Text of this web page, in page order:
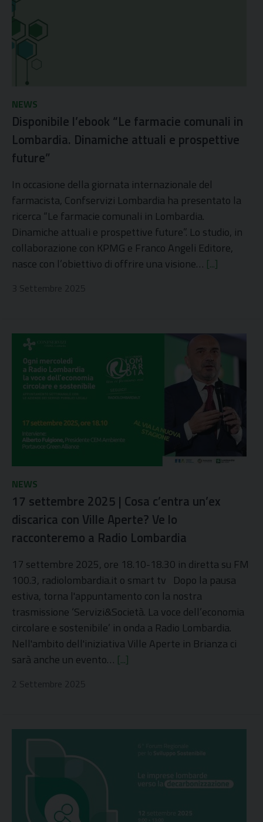
NEWS
Disponibile l’ebook “Le farmacie comunali in
Lombardia. Dinamiche attuali e prospettive
future”
In occasione della giornata internazionale del
farmacista, Confservizi Lombardia ha presentato la
ricerca “Le farmacie comunali in Lombardia.
Dinamiche attuali e prospettive future”. Lo studio, in
collaborazione con KPMG e Franco Angeli Editore,
nasce con l’obiettivo di offrire una visione… [...]
3 Settembre 2025
NEWS
17 settembre 2025 | Cosa c’entra un’ex
discarica con Ville Aperte? Ve lo
racconteremo a Radio Lombardia
17 settembre 2025, ore 18.10-18.30 in diretta su FM
100.3, radiolombardia.it o smart tv Dopo la pausa
estiva, torna l'appuntamento con la nostra
trasmissione ‘Servizi&Società. La voce dell’economia
circolare e sostenibile’ in onda a Radio Lombardia.
Nell'ambito dell'iniziativa Ville Aperte in Brianza ci
sarà anche un evento… [...]
2 Settembre 2025